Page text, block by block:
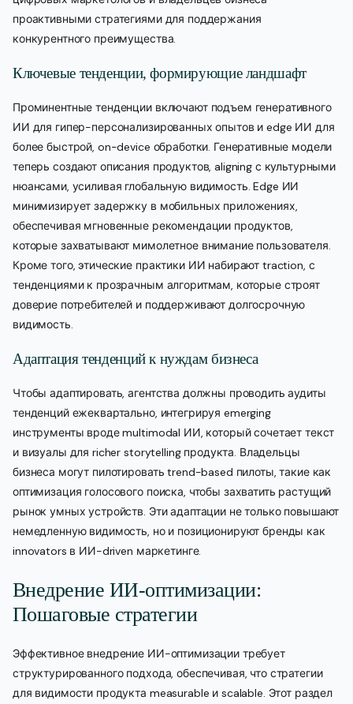
проактивными стратегиями для поддержания
конкурентного преимущества.
Ключевые тенденции, формирующие ландшафт
Проминентные тенденции включают подъем генеративного
ИИ для гипер-персонализированных опытов и edge ИИ для
более быстрой, on-device обработки. Генеративные модели
теперь создают описания продуктов, aligning с культурными
нюансами, усиливая глобальную видимость. Edge ИИ
минимизирует задержку в мобильных приложениях,
обеспечивая мгновенные рекомендации продуктов,
которые захватывают мимолетное внимание пользователя.
Кроме того, этические практики ИИ набирают traction, с
тенденциями к прозрачным алгоритмам, которые строят
доверие потребителей и поддерживают долгосрочную
видимость.
Адаптация тенденций к нуждам бизнеса
Чтобы адаптировать, агентства должны проводить аудиты
тенденций ежеквартально, интегрируя emerging
инструменты вроде multimodal ИИ, который сочетает текст
и визуалы для richer storytelling продукта. Владельцы
бизнеса могут пилотировать trend-based пилоты, такие как
оптимизация голосового поиска, чтобы захватить растущий
рынок умных устройств. Эти адаптации не только повышают
немедленную видимость, но и позиционируют бренды как
innovators в ИИ-driven маркетинге.
Внедрение ИИ-оптимизации:
Пошаговые стратегии
Эффективное внедрение ИИ-оптимизации требует
структурированного подхода, обеспечивая, что стратегии
для видимости продукта measurable и scalable. Этот раздел